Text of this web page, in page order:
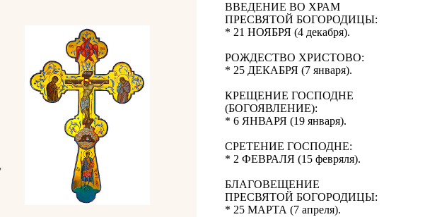
ВВЕДЕНИЕ ВО ХРАМ
ПРЕСВЯТОЙ БОГОРОДИЦЫ:
* 21 НОЯБРЯ (4 декабря).
РОЖДЕСТВО ХРИСТОВО:
* 25 ДЕКАБРЯ (7 января).
КРЕЩЕНИЕ ГОСПОДНЕ
(БОГОЯВЛЕНИЕ):
* 6 ЯНВАРЯ (19 января).
СРЕТЕНИЕ ГОСПОДНЕ:
* 2 ФЕВРАЛЯ (15 февряля).
БЛАГОВЕЩЕНИЕ
ПРЕСВЯТОЙ БОГОРОДИЦЫ:
* 25 МАРТА (7 апреля).